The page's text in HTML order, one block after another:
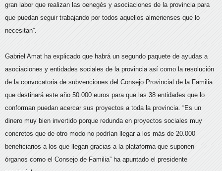
gran labor que realizan las oenegés y asociaciones de la provincia para
que puedan seguir trabajando por todos aquellos almerienses que lo
necesitan”.
Gabriel Amat ha explicado que habrá un segundo paquete de ayudas a
asociaciones y entidades sociales de la provincia así como la resolución
de la convocatoria de subvenciones del Consejo Provincial de la Familia
que destinará este año 50.000 euros para que las 38 entidades que lo
conforman puedan acercar sus proyectos a toda la provincia. “Es un
dinero muy bien invertido porque redunda en proyectos sociales muy
concretos que de otro modo no podrían llegar a los más de 20.000
beneficiarios a los que llegan gracias a la plataforma que suponen
órganos como el Consejo de Familia” ha apuntado el presidente